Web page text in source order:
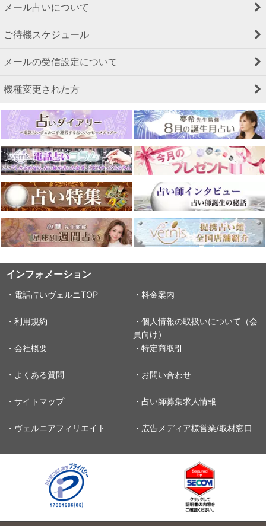
メール占いについて
ご待機スケジュール
メールの受信設定について
機種変更された方
インフォメーション
・電話占いヴェルニTOP ・料金案内
・利用規約
・個人情報の取扱いについて（会
員向け）
・会社概要
・特定商取引
・よくある質問 ・お問い合わせ
・サイトマップ ・占い師募集求人情報
・ヴェルニアフィリエイト ・広告メディア様営業/取材窓口